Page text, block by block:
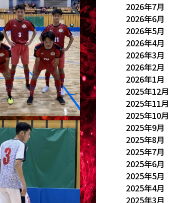
2026年7月
2026年6月
2026年5月
2026年4月
2026年3月
2026年2月
2026年1月
2025年12月
2025年11月
2025年10月
2025年9月
2025年8月
2025年7月
2025年6月
2025年5月
2025年4月
2025年3月